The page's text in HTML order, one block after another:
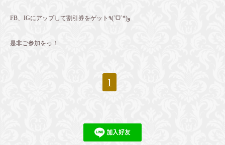
FB、IGにアップして割引券をゲット٩(ˊᗜˋ*)و
是非ご参加をっ！
1